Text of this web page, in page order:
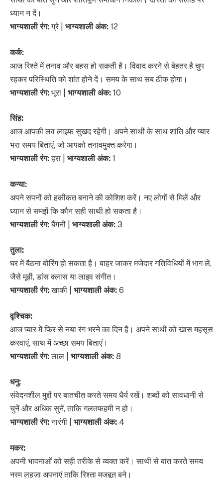
ध्यान न दें।
भाग्यशाली रंग:ग्रे | भाग्यशाली अंक: 12
कर्क:
आज रिश्ते में तनाव और बहस हो सकती है। विवाद करने से बेहतर है चुप
रहकर परिस्थिति को शांत होने दें। समय के साथ सब ठीक होगा।
भाग्यशाली रंग: भूरा | भाग्यशाली अंक: 10
सिंह:
आज आपकी लव लाइफ सुखद रहेगी। अपने साथी के साथ शांति और प्यार
भरा समय बिताएं, जो आपको तनावमुक्त करेगा।
भाग्यशाली रंग:हरा | भाग्यशाली अंक: 1
कन्या:
अपने सपनों को हकीकत बनाने की कोशिश करें। नए लोगों से मिलें और
ध्यान से समझें कि कौन सही साथी हो सकता है।
भाग्यशाली रंग:बैंगनी | भाग्यशाली अंक: 3
तुला:
घर में बैठना बोरिंग हो सकता है। बाहर जाकर मजेदार गतिविधियों में भाग लें,
जैसे मूवी, डांस क्लास या लाइव संगीत।
भाग्यशाली रंग:खाकी | भाग्यशाली अंक: 6
वृश्चिक:
आज प्यार में फिर से नया रंग भरने का दिन है। अपने साथी को खास महसूस
करवाएं, साथ में अच्छा समय बिताएं।
भाग्यशाली रंग:लाल | भाग्यशाली अंक: 8
धनु:
संवेदनशील मुद्दों पर बातचीत करते समय धैर्य रखें। शब्दों को सावधानी से
चुनें और अधिक सुनें, ताकि गलतफहमी न हो।
भाग्यशाली रंग:नारंगी | भाग्यशाली अंक: 4
मकर:
अपनी भावनाओं को सही तरीके से व्यक्त करें। साथी से बात करते समय
नरम लहजा अपनाएं ताकि रिश्ता मजबूत बने।